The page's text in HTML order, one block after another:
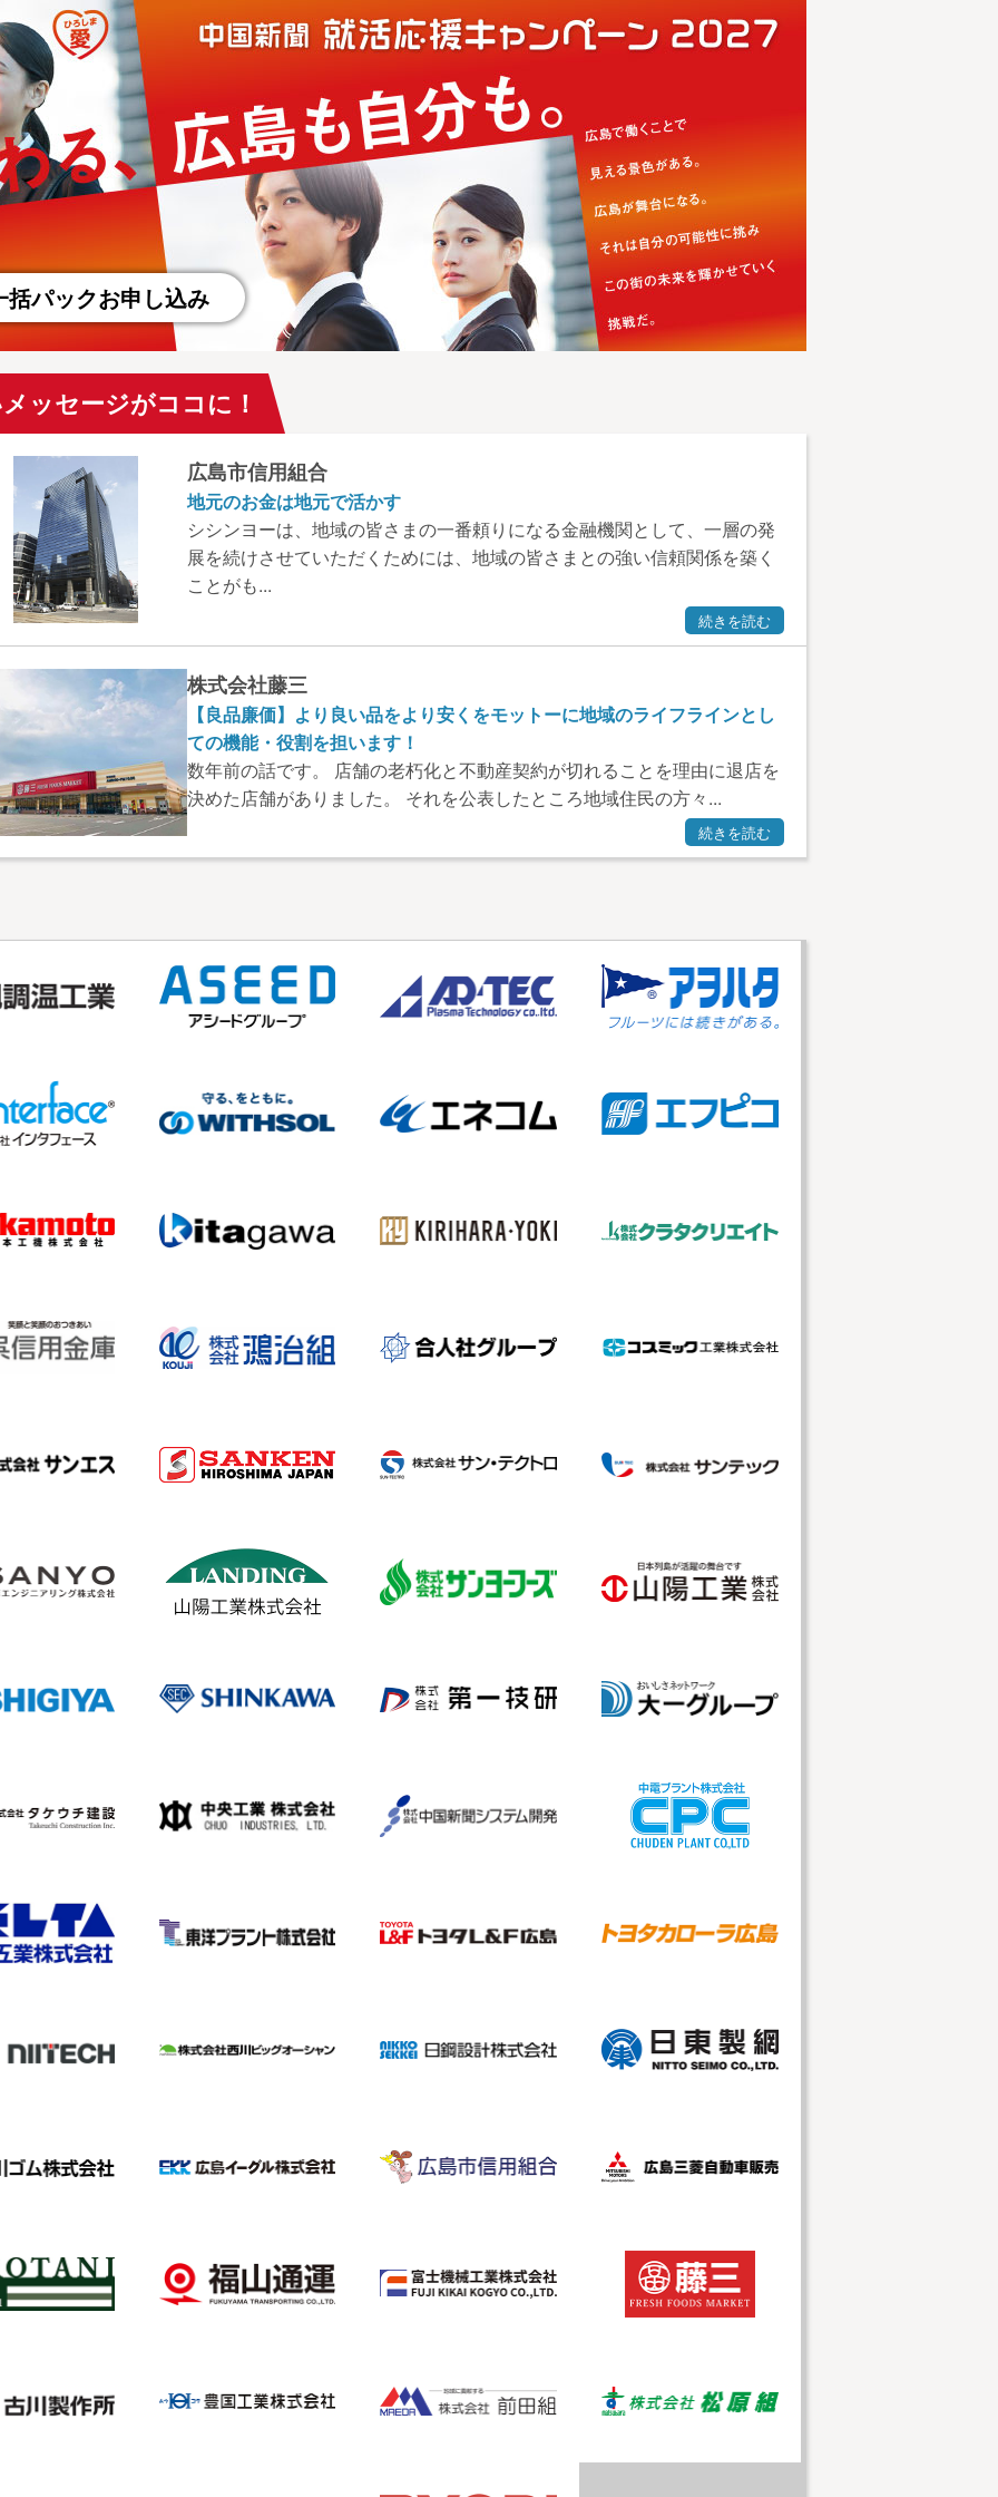
括パックお申し込み
ッセージがココに！
広島市信用組合
地元のお金は地元で活かす
シシンヨーは、地域の皆さまの一番頼りになる金融機関として、一層の発
展を続けさせていただくためには、地域の皆さまとの強い信頼関係を築く
ことがも...
続きを読む
株式会社藤三
【良品廉価】より良い品をより安くをモットーに地域のライフラインとし
ての機能・役割を担います！
数年前の話です。 店舗の老朽化と不動産契約が切れることを理由に退店を
決めた店舗がありました。 それを公表したところ地域住民の方々...
続きを読む